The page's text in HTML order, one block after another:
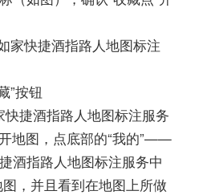
家快捷酒指路人地图标注
”按钮
捷酒指路人地图标注服务
地图，点底部的“我的”——
酒指路人地图标注服务中
，并且看到在地图上所做